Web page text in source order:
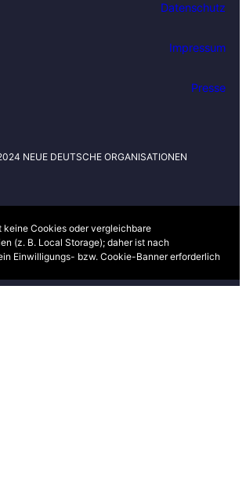
Datenschutz
Impressum
Presse
NEUE DEUTSCHE ORGANISATIONEN
keine Cookies oder vergleichbare
(z. B. Local Storage); daher ist nach
Einwilligungs- bzw. Cookie-Banner erforderlich